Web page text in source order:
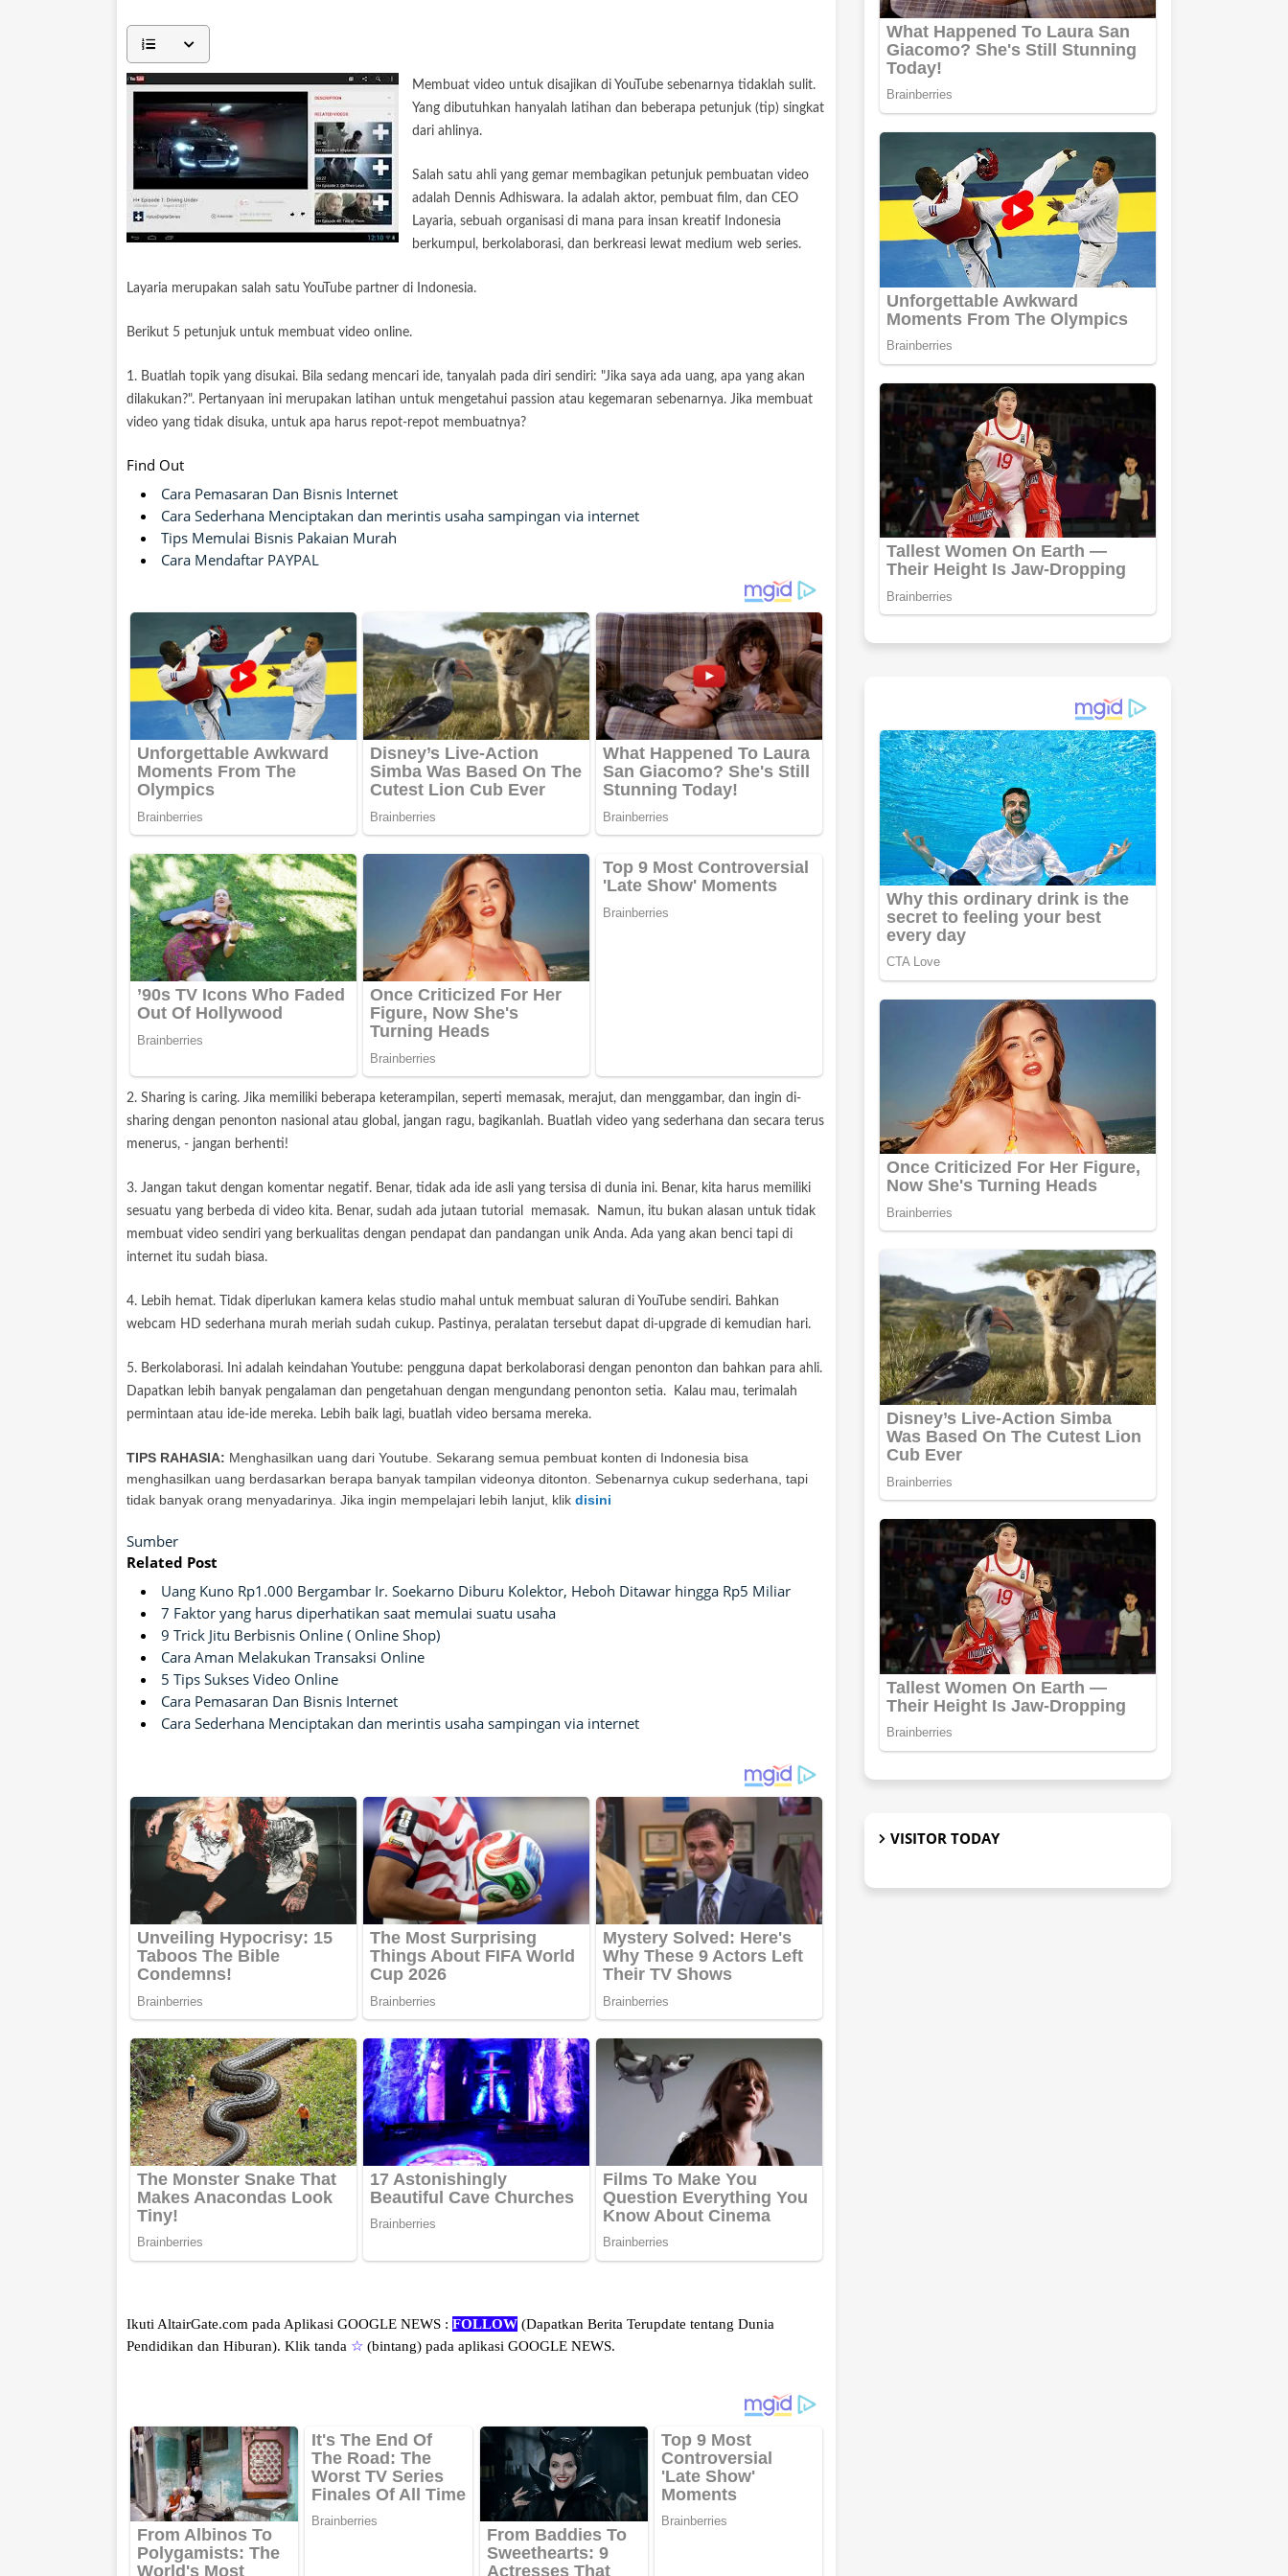
Membuat video untuk disajikan di YouTube sebenarnya tidaklah sulit.
Yang dibutuhkan hanyalah latihan dan beberapa petunjuk (tip) singkat
dari ahlinya.
Salah satu ahli yang gemar membagikan petunjuk pembuatan video
adalah Dennis Adhiswara. Ia adalah aktor, pembuat film, dan CEO
Layaria, sebuah organisasi di mana para insan kreatif Indonesia
berkumpul, berkolaborasi, dan berkreasi lewat medium web series.
Layaria merupakan salah satu YouTube partner di Indonesia.
Berikut 5 petunjuk untuk membuat video online.
1. Buatlah topik yang disukai. Bila sedang mencari ide, tanyalah pada diri sendiri: "Jika saya ada uang, apa yang akan
dilakukan?". Pertanyaan ini merupakan latihan untuk mengetahui passion atau kegemaran sebenarnya. Jika membuat
video yang tidak disuka, untuk apa harus repot-repot membuatnya?
Find Out
Cara Pemasaran Dan Bisnis Internet
Cara Sederhana Menciptakan dan merintis usaha sampingan via internet
Tips Memulai Bisnis Pakaian Murah
Cara Mendaftar PAYPAL
2. Sharing is caring. Jika memiliki beberapa keterampilan, seperti memasak, merajut, dan menggambar, dan ingin di-
sharing dengan penonton nasional atau global, jangan ragu, bagikanlah. Buatlah video yang sederhana dan secara terus
menerus, - jangan berhenti!
3. Jangan takut dengan komentar negatif. Benar, tidak ada ide asli yang tersisa di dunia ini. Benar, kita harus memiliki
sesuatu yang berbeda di video kita. Benar, sudah ada jutaan tutorial memasak. Namun, itu bukan alasan untuk tidak
membuat video sendiri yang berkualitas dengan pendapat dan pandangan unik Anda. Ada yang akan benci tapi di
internet itu sudah biasa.
4. Lebih hemat. Tidak diperlukan kamera kelas studio mahal untuk membuat saluran di YouTube sendiri. Bahkan
webcam HD sederhana murah meriah sudah cukup. Pastinya, peralatan tersebut dapat di-upgrade di kemudian hari.
5. Berkolaborasi. Ini adalah keindahan Youtube: pengguna dapat berkolaborasi dengan penonton dan bahkan para ahli.
Dapatkan lebih banyak pengalaman dan pengetahuan dengan mengundang penonton setia. Kalau mau, terimalah
permintaan atau ide-ide mereka. Lebih baik lagi, buatlah video bersama mereka.
TIPS RAHASIA: Menghasilkan uang dari Youtube. Sekarang semua pembuat konten di Indonesia bisa
menghasilkan uang berdasarkan berapa banyak tampilan videonya ditonton. Sebenarnya cukup sederhana, tapi
tidak banyak orang menyadarinya. Jika ingin mempelajari lebih lanjut, klik disini
Sumber
Related Post
Uang Kuno Rp1.000 Bergambar Ir. Soekarno Diburu Kolektor, Heboh Ditawar hingga Rp5 Miliar
7 Faktor yang harus diperhatikan saat memulai suatu usaha
9 Trick Jitu Berbisnis Online ( Online Shop)
Cara Aman Melakukan Transaksi Online
5 Tips Sukses Video Online
Cara Pemasaran Dan Bisnis Internet
Cara Sederhana Menciptakan dan merintis usaha sampingan via internet
Ikuti AltairGate.com pada Aplikasi GOOGLE NEWS : FOLLOW (Dapatkan Berita Terupdate tentang Dunia
Pendidikan dan Hiburan). Klik tanda ☆ (bintang) pada aplikasi GOOGLE NEWS.
VISITOR TODAY